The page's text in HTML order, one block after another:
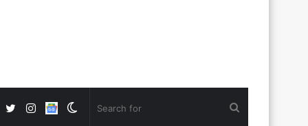
Switch
Google
Instagram
Twitter
Facebook